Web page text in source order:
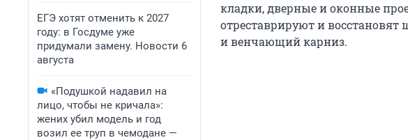
ЕГЭ хотят отменить к 2027
году: в Госдуме уже
придумали замену. Новости 6
августа
«Подушкой надавил на
лицо, чтобы не кричала»:
жених убил модель и год
возил ее труп в чемодане —
кладки, дверные и оконные
отреставрируют и
и венчающий карниз.